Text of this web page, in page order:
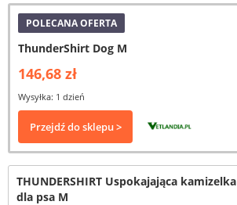
POLECANA OFERTA
ThunderShirt Dog M
146,68 zł
Wysyłka: 1 dzień
Przejdź do sklepu >
THUNDERSHIRT Uspokajająca kamizelka
dla psa M